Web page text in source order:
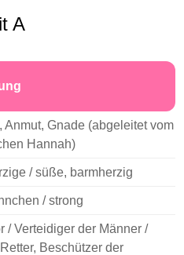
A
Anmut, Gnade (abgeleitet vom
Hannah)
/ süße, barmherzig
/ strong
/ Verteidiger der Männer /
Beschützer der